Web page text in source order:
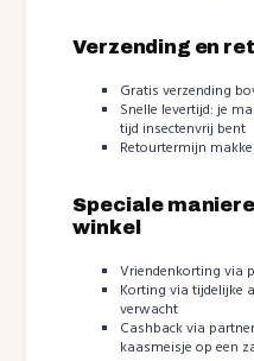
Verzending en
Gratis verzending
Snelle levertijd: je
tijd insectenvrij bent
Retourtermijn
Speciale
winkel
Vriendenkorting via
Korting via tijdelijke
verwacht
Cashback via
kaasmeisje op een